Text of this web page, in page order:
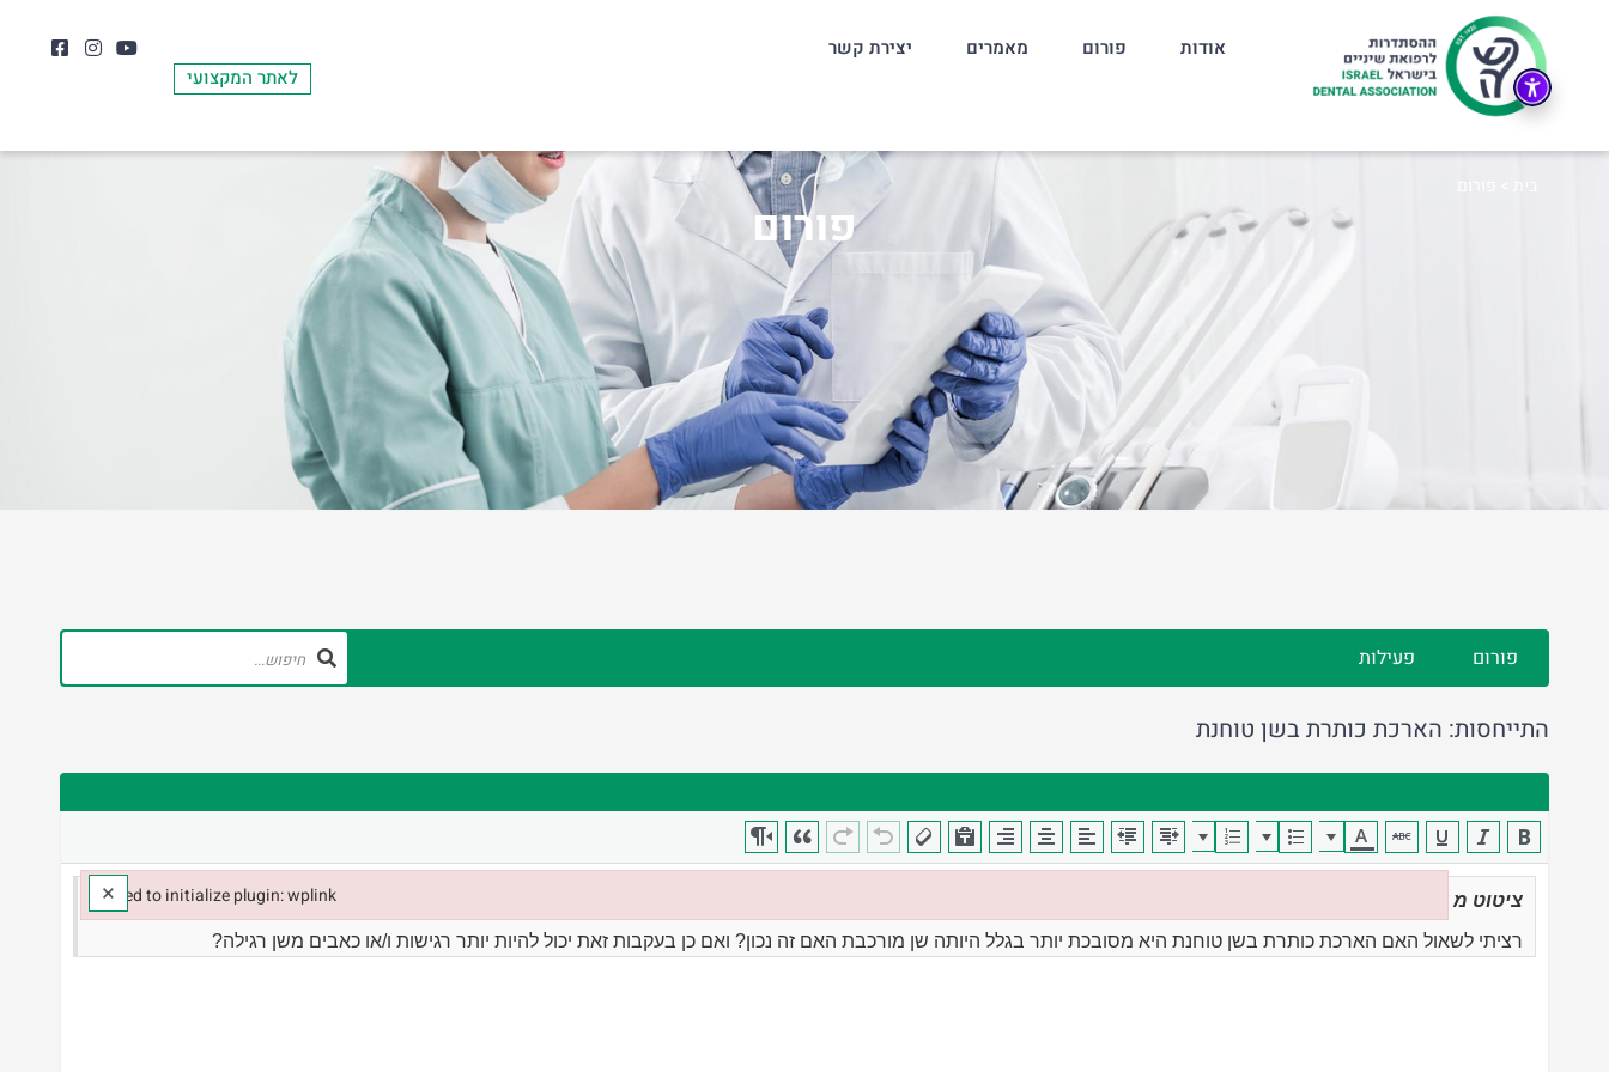
אודות פורום מאמרים
יצירת קשר
לאתר המקצועי
פורום
פורום פעילות
התייחסות: הארכת כותרת בשן טוחנת
Failed to initialize plugin: wplink
×
Failed to initialize plugin: wplink